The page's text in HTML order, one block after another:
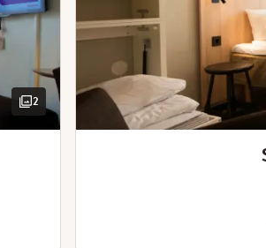
2
Bügeleisen und Bügelbrett
Fernseher
Ausblick – Blick auf die Straße
Pflegeprodukte
Bügeleisen und Bügelbrett (in
Schreibtisch mit Stuhl